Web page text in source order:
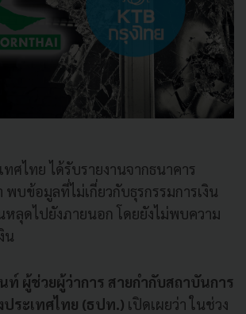
ศไทย ได้รับรายงานจากธนาคาร
บข้อมูลที่ไม่เกี่ยวกับธุรกรรมการเงิน
หลุดไปยังภายนอก โดยยังไม่พบความ
น
ท์ ผู้ช่วยผู้ว่าการ สายกำกับสถาบันการ
ประเทศไทย (ธปท.) เปิดเผยว่า ในช่วง